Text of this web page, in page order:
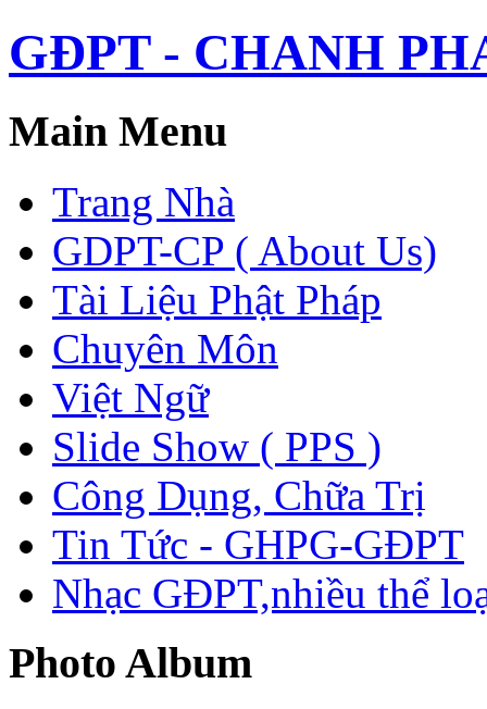
GĐPT - CHANH
Main Menu
Trang Nhà
GDPT-CP ( About Us)
Tài Liệu Phật Pháp
Chuyên Môn
Việt Ngữ
Slide Show ( PPS )
Công Dụng, Chữa Trị
Tin Tức - GHPG-GĐPT
Nhạc GĐPT,nhiều thể
Photo Album